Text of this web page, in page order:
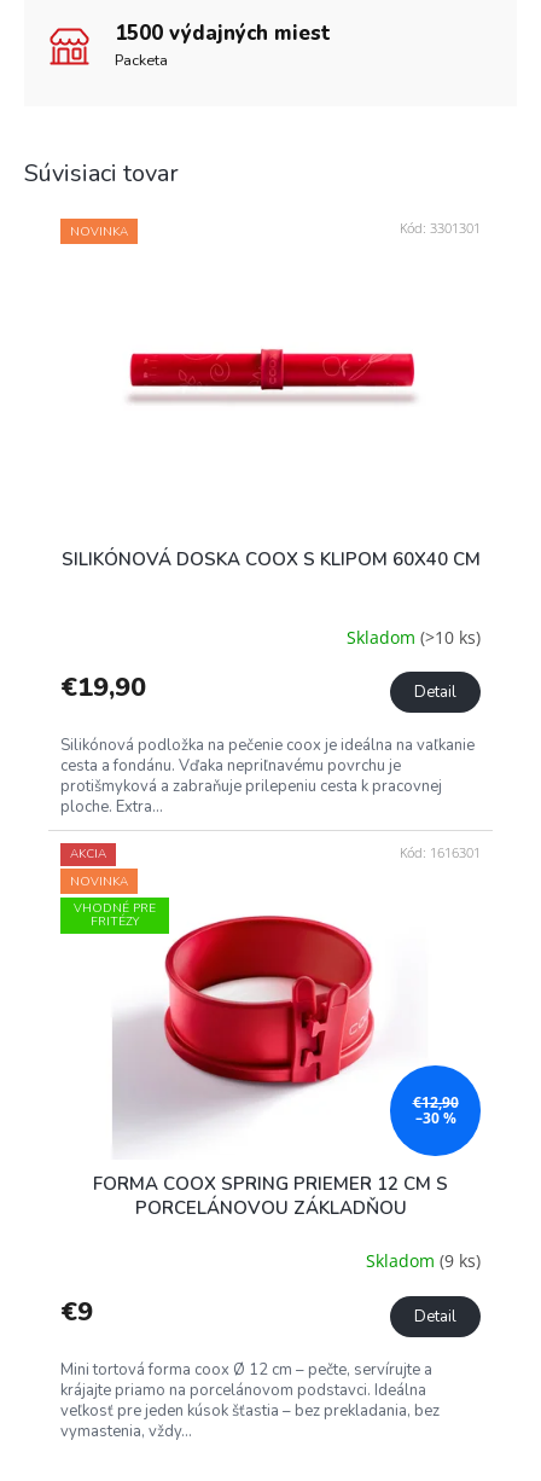
1500 výdajných miest
Packeta
Súvisiaci tovar
NOVINKA
SILIKÓNOVÁ DOSKA COOX S KLIPOM 60X40 CM
Skladom (>10 ks)
€19,90 Detail
Silikónová podložka na pečenie coox je ideálna na vaľkanie
cesta a fondánu. Vďaka nepriľnavému povrchu je
protišmyková a zabraňuje prilepeniu cesta k pracovnej
ploche. Extra...
Kód: 3301301
AKCIA
NOVINKA
VHODNÉ PRE
FRITÉZY
€12,90
–30 %
FORMA COOX SPRING PRIEMER 12 CM S
PORCELÁNOVOU ZÁKLADŇOU
Skladom (9 ks)
€9 Detail
Mini tortová forma coox Ø 12 cm – pečte, servírujte a
krájajte priamo na porcelánovom podstavci. Ideálna
veľkosť pre jeden kúsok šťastia – bez prekladania, bez
vymastenia, vždy...
Kód: 1616301